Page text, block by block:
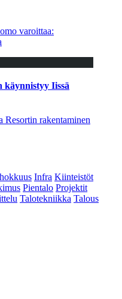
varoittaa:
käynnistyy Iissä
Resortin rakentaminen
Infra Kiinteistöt
Pientalo Projektit
Talotekniikka Talous